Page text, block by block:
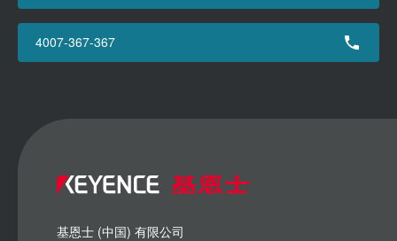
4007-367-367
基恩士 (中国) 有限公司